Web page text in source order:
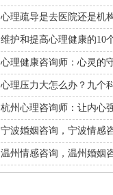
心理疏导是去医院还是机
维护和提高心理健康的10
心理健康咨询师：心灵的
心理压力大怎么办？九个
杭州心理咨询师：让内心
宁波婚姻咨询，宁波情感
温州情感咨询，温州婚姻